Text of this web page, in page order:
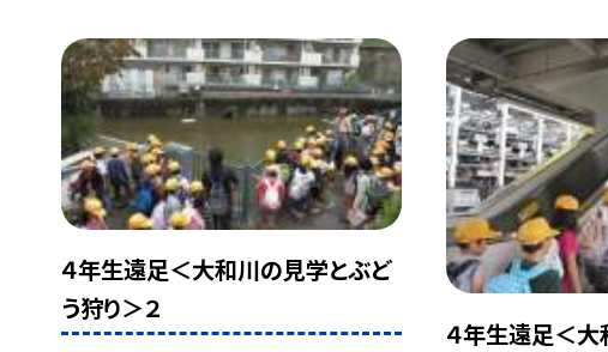
４年生遠足＜大和川の見学とぶど
う狩り＞２
４年生遠足＜